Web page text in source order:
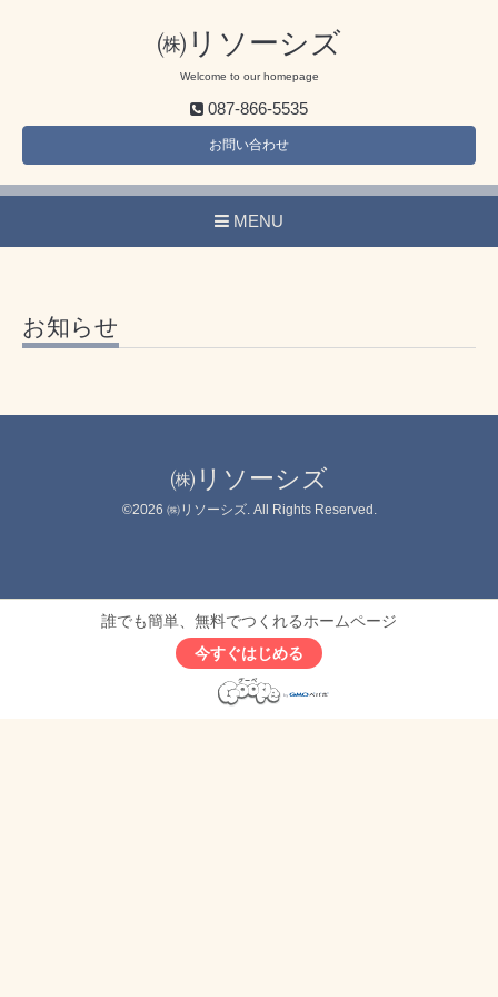
㈱リソーシズ
Welcome to our homepage
087-866-5535
お問い合わせ
MENU
お知らせ
㈱リソーシズ
©2026 ㈱リソーシズ. All Rights Reserved.
誰でも簡単、無料でつくれるホームページ
今すぐはじめる